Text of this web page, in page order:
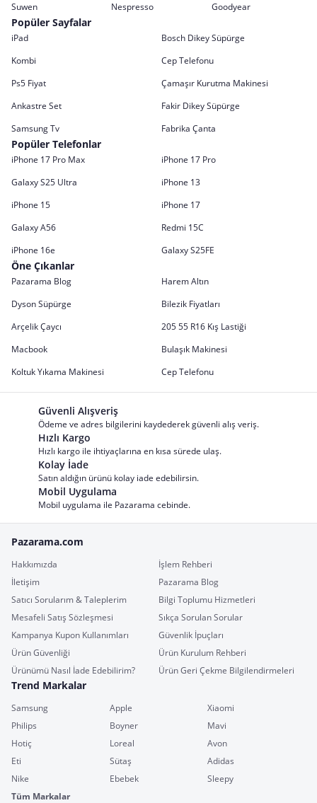
Suwen
Nespresso Goodyear
Popüler Sayfalar
iPad
Bosch Dikey Süpürge
Kombi
Cep Telefonu
Ps5 Fiyat
Çamaşır Kurutma Makinesi
Ankastre Set
Fakir Dikey Süpürge
Samsung Tv
Fabrika Çanta
Popüler Telefonlar
iPhone 17 Pro Max
iPhone 17 Pro
Galaxy S25 Ultra
iPhone 13
iPhone 15
iPhone 17
Galaxy A56
Redmi 15C
iPhone 16e
Galaxy S25FE
Öne Çıkanlar
Pazarama Blog
Harem Altın
Dyson Süpürge
Bilezik Fiyatları
Arçelik Çaycı
205 55 R16 Kış Lastiği
Macbook
Bulaşık Makinesi
Koltuk Yıkama Makinesi
Cep Telefonu
Güvenli Alışveriş
Ödeme ve adres bilgilerini kaydederek güvenli alış veriş.
Hızlı Kargo
Hızlı kargo ile ihtiyaçlarına en kısa sürede ulaş.
Kolay İade
Satın aldığın ürünü kolay iade edebilirsin.
Mobil Uygulama
Mobil uygulama ile Pazarama cebinde.
Pazarama.com
Hakkımızda
İşlem Rehberi
İletişim
Pazarama Blog
Satıcı Sorularım & Taleplerim
Bilgi Toplumu Hizmetleri
Mesafeli Satış Sözleşmesi
Sıkça Sorulan Sorular
Kampanya Kupon Kullanımları
Güvenlik İpuçları
Ürün Güvenliği
Ürün Kurulum Rehberi
Ürünümü Nasıl İade Edebilirim?
Ürün Geri Çekme Bilgilendirmeleri
Trend Markalar
Samsung Apple
Xiaomi
Philips
Boyner
Mavi
Hotiç
Loreal
Avon
Eti
Sütaş
Adidas
Nike
Ebebek
Sleepy
Tüm Markalar